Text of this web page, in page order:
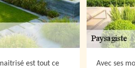
est tout ce
Avec ses